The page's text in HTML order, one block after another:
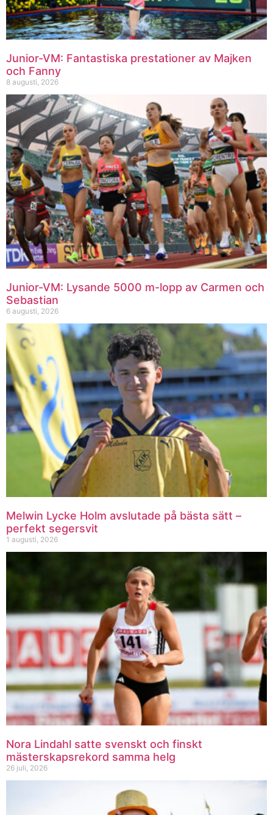
Junior-VM: Fantastiska prestationer av Majken
och Fanny
8 augusti, 2026
Junior-VM: Lysande 5000 m-lopp av Carmen och
Sebastian
6 augusti, 2026
Melwin Lycke Holm avslutade på bästa sätt –
perfekt segersvit
1 augusti, 2026
Nora Lindahl satte svenskt och finskt
mästerskapsrekord samma helg
26 juli, 2026